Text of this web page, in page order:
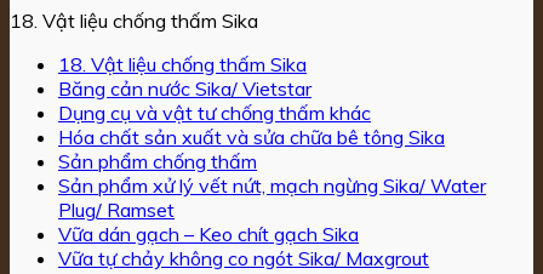
18. Vật liệu chống thấm Sika
18. Vật liệu chống thấm Sika
Băng cản nước Sika/ Vietstar
Dụng cụ và vật tư chống thấm khác
Hóa chất sản xuất và sửa chữa bê tông Sika
Sản phẩm chống thấm
Sản phẩm xử lý vết nứt, mạch ngừng Sika/ Water
Plug/ Ramset
Vữa dán gạch – Keo chít gạch Sika
Vữa tự chảy không co ngót Sika/ Maxgrout